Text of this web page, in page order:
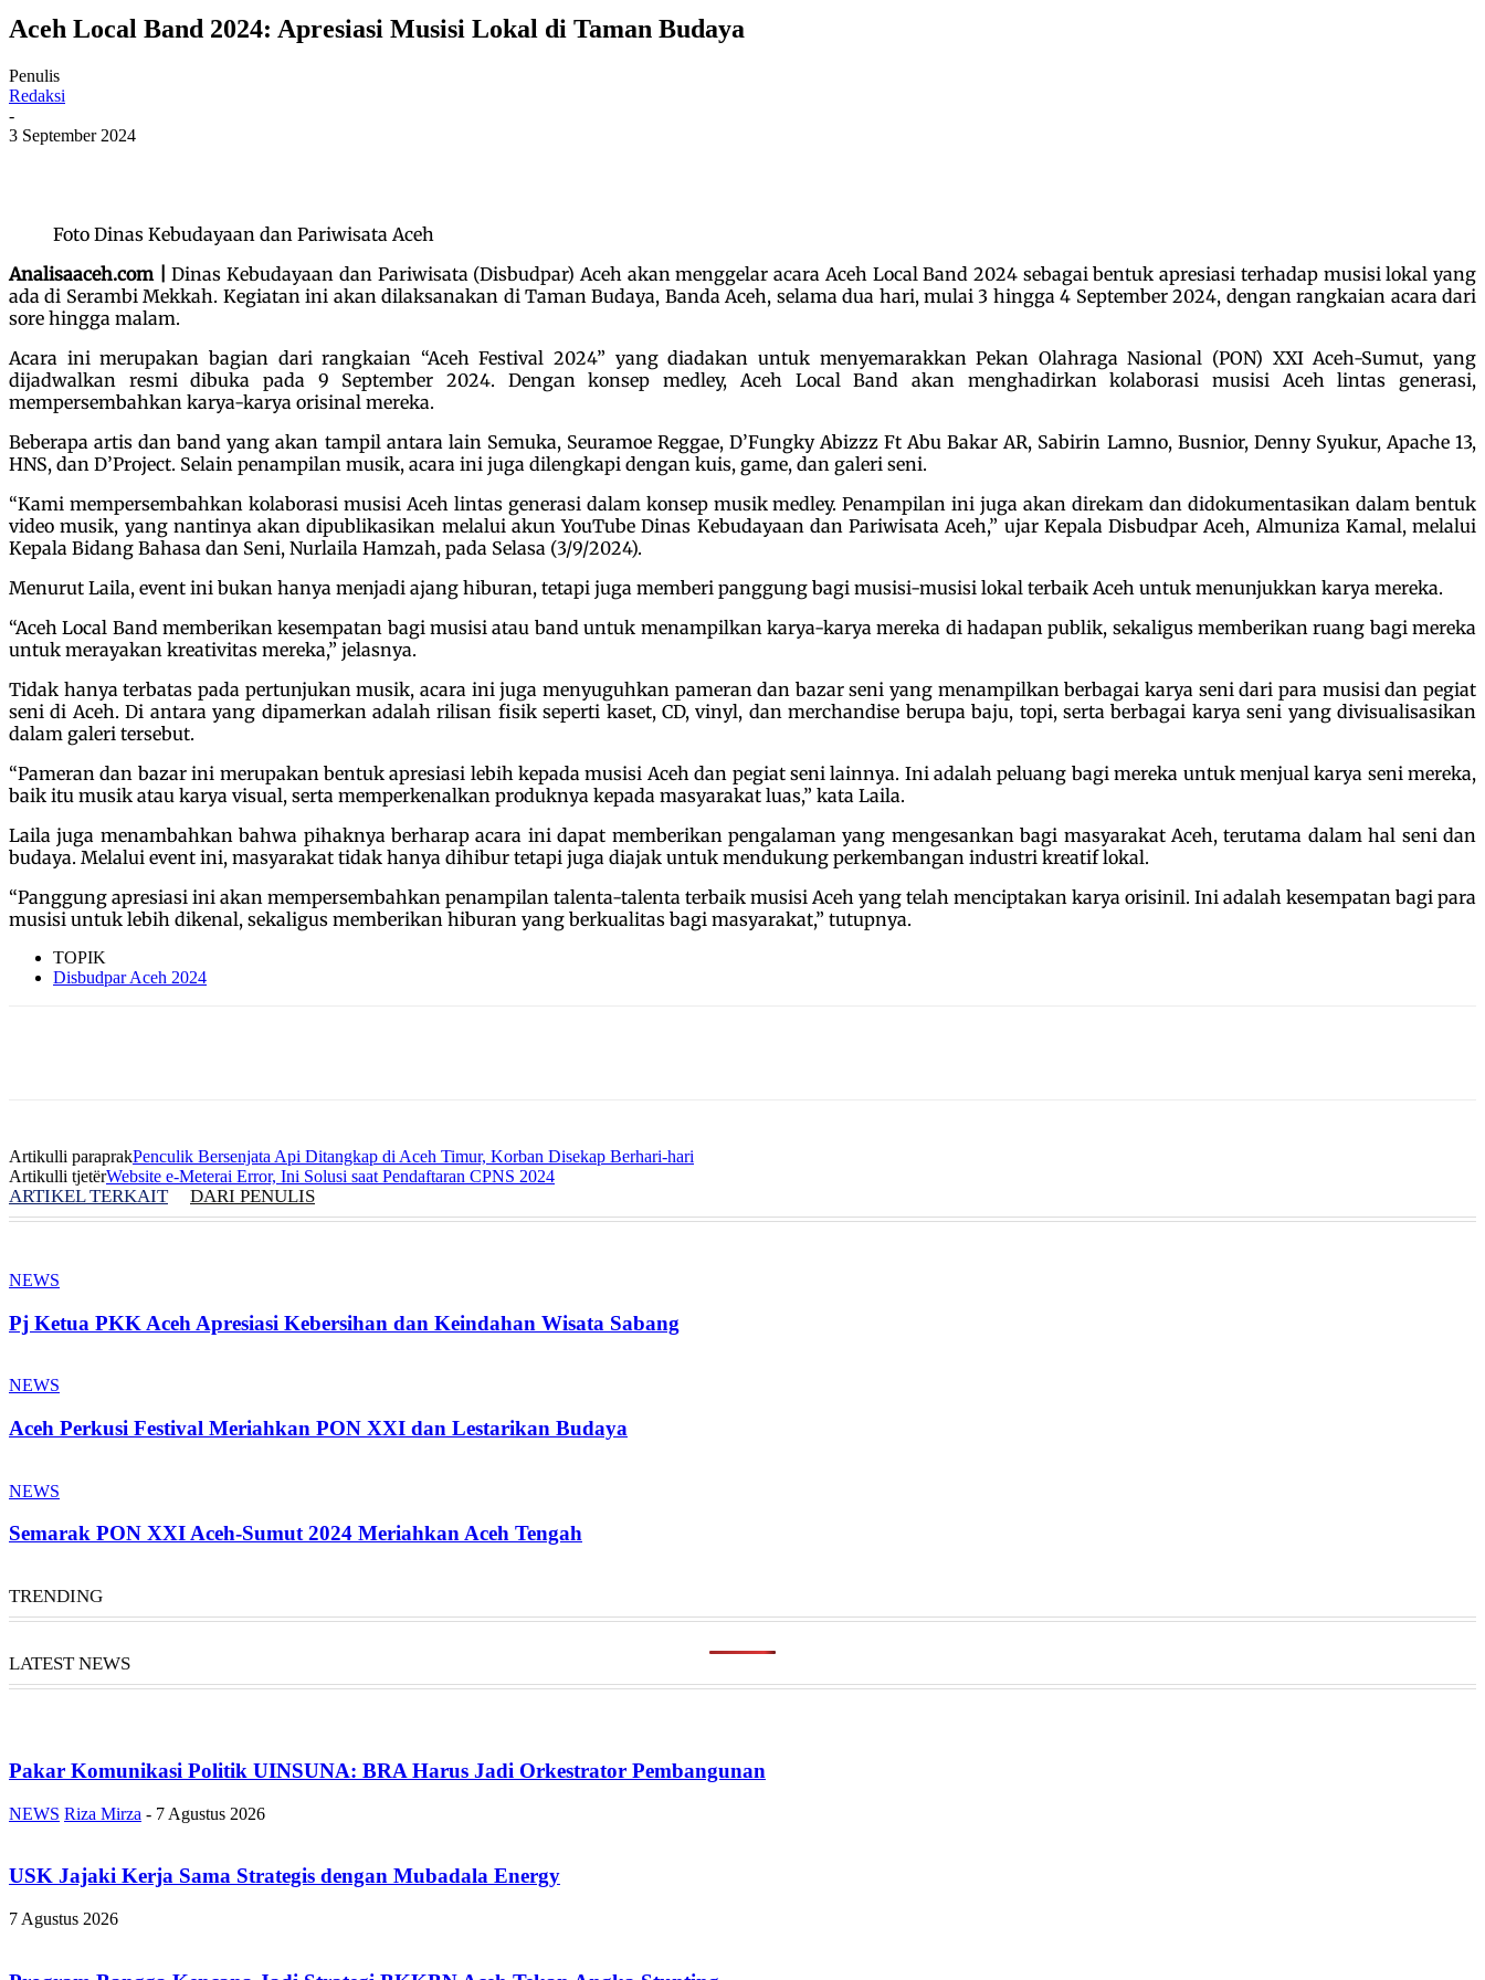
Aceh Local Band 2024: Apresiasi Musisi Lokal di Taman Budaya
Penulis
Redaksi
-
3 September 2024
Foto Dinas Kebudayaan dan Pariwisata Aceh
Analisaaceh.com |
Dinas Kebudayaan dan Pariwisata (Disbudpar) Aceh akan menggelar acara Aceh Local Band 2024 sebagai bentuk apresiasi terhadap musisi lokal yang
ada di Serambi Mekkah. Kegiatan ini akan dilaksanakan di Taman Budaya, Banda Aceh, selama dua hari, mulai 3 hingga 4 September 2024, dengan rangkaian acara dari
sore hingga malam.
Acara ini merupakan bagian dari rangkaian “Aceh Festival 2024” yang diadakan untuk menyemarakkan Pekan Olahraga Nasional (PON) XXI Aceh-Sumut, yang
dijadwalkan resmi dibuka pada 9 September 2024. Dengan konsep medley, Aceh Local Band akan menghadirkan kolaborasi musisi Aceh lintas generasi,
mempersembahkan karya-karya orisinal mereka.
Beberapa artis dan band yang akan tampil antara lain Semuka, Seuramoe Reggae, D’Fungky Abizzz Ft Abu Bakar AR, Sabirin Lamno, Busnior, Denny Syukur, Apache 13,
HNS, dan D’Project. Selain penampilan musik, acara ini juga dilengkapi dengan kuis, game, dan galeri seni.
“Kami mempersembahkan kolaborasi musisi Aceh lintas generasi dalam konsep musik medley. Penampilan ini juga akan direkam dan didokumentasikan dalam bentuk
video musik, yang nantinya akan dipublikasikan melalui akun YouTube Dinas Kebudayaan dan Pariwisata Aceh,” ujar Kepala Disbudpar Aceh, Almuniza Kamal, melalui
Kepala Bidang Bahasa dan Seni, Nurlaila Hamzah, pada Selasa (3/9/2024).
Menurut Laila, event ini bukan hanya menjadi ajang hiburan, tetapi juga memberi panggung bagi musisi-musisi lokal terbaik Aceh untuk menunjukkan karya mereka.
“Aceh Local Band memberikan kesempatan bagi musisi atau band untuk menampilkan karya-karya mereka di hadapan publik, sekaligus memberikan ruang bagi mereka
untuk merayakan kreativitas mereka,” jelasnya.
Tidak hanya terbatas pada pertunjukan musik, acara ini juga menyuguhkan pameran dan bazar seni yang menampilkan berbagai karya seni dari para musisi dan pegiat
seni di Aceh. Di antara yang dipamerkan adalah rilisan fisik seperti kaset, CD, vinyl, dan merchandise berupa baju, topi, serta berbagai karya seni yang divisualisasikan
dalam galeri tersebut.
“Pameran dan bazar ini merupakan bentuk apresiasi lebih kepada musisi Aceh dan pegiat seni lainnya. Ini adalah peluang bagi mereka untuk menjual karya seni mereka,
baik itu musik atau karya visual, serta memperkenalkan produknya kepada masyarakat luas,” kata Laila.
Laila juga menambahkan bahwa pihaknya berharap acara ini dapat memberikan pengalaman yang mengesankan bagi masyarakat Aceh, terutama dalam hal seni dan
budaya. Melalui event ini, masyarakat tidak hanya dihibur tetapi juga diajak untuk mendukung perkembangan industri kreatif lokal.
“Panggung apresiasi ini akan mempersembahkan penampilan talenta-talenta terbaik musisi Aceh yang telah menciptakan karya orisinil. Ini adalah kesempatan bagi para
musisi untuk lebih dikenal, sekaligus memberikan hiburan yang berkualitas bagi masyarakat,” tutupnya.
TOPIK
Disbudpar Aceh 2024
Artikulli paraprakPenculik Bersenjata Api Ditangkap di Aceh Timur, Korban Disekap Berhari-hari
Artikulli tjetërWebsite e-Meterai Error, Ini Solusi saat Pendaftaran CPNS 2024
ARTIKEL TERKAIT DARI PENULIS
NEWS
Pj Ketua PKK Aceh Apresiasi Kebersihan dan Keindahan Wisata Sabang
NEWS
Aceh Perkusi Festival Meriahkan PON XXI dan Lestarikan Budaya
NEWS
Semarak PON XXI Aceh-Sumut 2024 Meriahkan Aceh Tengah
TRENDING
LATEST NEWS
Pakar Komunikasi Politik UINSUNA: BRA Harus Jadi Orkestrator Pembangunan
NEWS Riza Mirza - 7 Agustus 2026
USK Jajaki Kerja Sama Strategis dengan Mubadala Energy
7 Agustus 2026